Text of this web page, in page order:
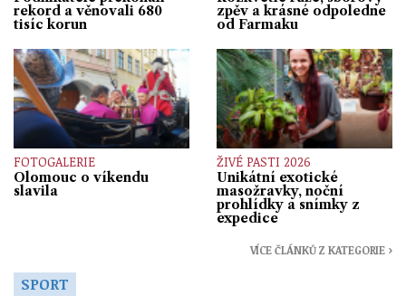
rekord a věnovali 680
tisíc korun
zpěv a krásné odpoledne
od Farmaku
FOTOGALERIE
Olomouc o víkendu
slavila
ŽIVÉ PASTI 2026
Unikátní exotické
masožravky, noční
prohlídky a snímky z
expedice
VÍCE ČLÁNKŮ Z KATEGORIE ›
SPORT